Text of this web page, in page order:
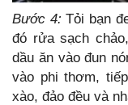
Bước 4:Tỏi bạn
đó rửa sạch
dầu ăn vào đun
vào phi thơm,
xào, đảo đều và